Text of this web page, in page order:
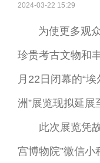
2024-03-22 15:29
为使更多观众
珍贵考古文物和
月22日闭幕的“
洲”展览现拟延展
此次展览凭故
宫博物院”微信